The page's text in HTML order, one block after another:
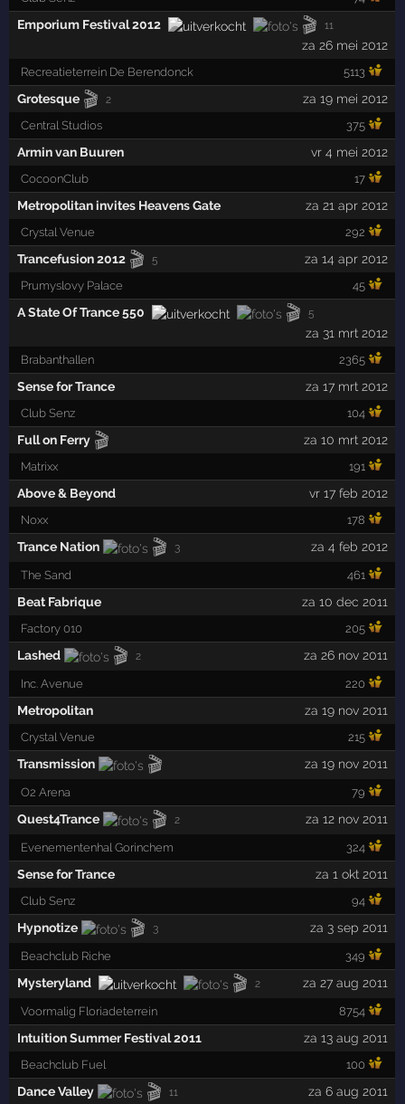
Emporium Festival 2012 🎬 11
za 26 mei 2012
Recreatieterrein De Berendonck 5113
Grotesque 🎬 2 za 19 mei 2012
Central Studios 375
Armin van Buuren vr 4 mei 2012
CocoonClub 17
Metropolitan invites Heavens Gate za 21 apr 2012
Crystal Venue 292
Trancefusion 2012 🎬 5 za 14 apr 2012
Prumyslovy Palace 45
A State Of Trance 550 🎬 5
za 31 mrt 2012
Brabanthallen 2365
Sense for Trance za 17 mrt 2012
Club Senz 104
Full on Ferry 🎬 za 10 mrt 2012
Matrixx 191
Above & Beyond vr 17 feb 2012
Noxx 178
Trance Nation 🎬 3 za 4 feb 2012
The Sand 461
Beat Fabrique za 10 dec 2011
Factory 010 205
Lashed 🎬 2 za 26 nov 2011
Inc. Avenue 220
Metropolitan za 19 nov 2011
Crystal Venue 215
Transmission 🎬 za 19 nov 2011
O2 Arena 79
Quest4Trance 🎬 2 za 12 nov 2011
Evenementenhal Gorinchem 324
Sense for Trance za 1 okt 2011
Club Senz 94
Hypnotize 🎬 3 za 3 sep 2011
Beachclub Riche 349
Mysteryland 🎬 2 za 27 aug 2011
Voormalig Floriadeterrein 8754
Intuition Summer Festival 2011 za 13 aug 2011
Beachclub Fuel 100
Dance Valley 🎬 11 za 6 aug 2011